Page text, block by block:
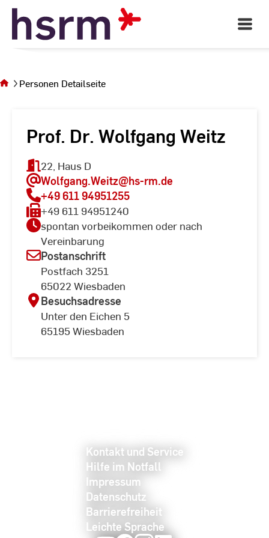
Skip
Content
Open
Main
sich auf
der SeitePersonen Detailseite
Prof. Dr. Wolfgang Weitz
22, Haus D
Wolfgang.Weitz@hs-rm.de
+49 611 94951255
+49 611 94951240
spontan vorbeikommen oder nach
Vereinbarung
Postanschrift
Postfach 3251
65022 Wiesbaden
Besuchsadresse
Unter den Eichen 5
65195 Wiesbaden
Kontakt und Service
Hilfe im Notfall
Impressum
Datenschutz
Barrierefreiheit
Leichte Sprache